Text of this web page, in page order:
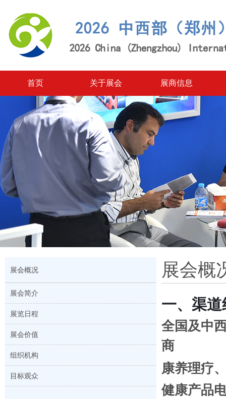
首页 关于展会 展商信息
展会概况
展会简介
展览日程
展会价值
组织机构
目标观众
展会概
一、渠
全国及中
商
康养理疗
健康产品